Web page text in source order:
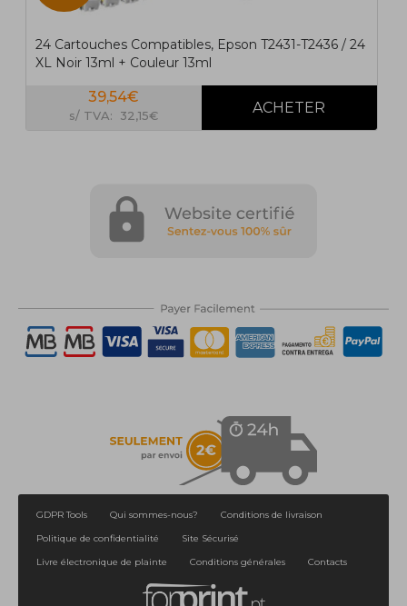
24 Cartouches Compatibles, Epson T2431-T2436 / 24
XL Noir 13ml + Couleur 13ml
39,54€
s/ TVA: 32,15€
GDPR Tools Qui sommes-nous?
Conditions de livraison
Politique de confidentialité
Site Sécurisé
Livre électronique de plainte
Conditions générales Contacts